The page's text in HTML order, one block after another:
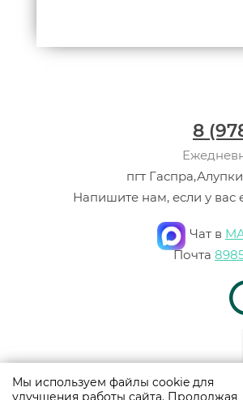
© ООО
8
пгт
Напишите нам, если у вас
Чат в
Почта
Мы используем файлы cookie для
улучшения работы сайта. Продолжая